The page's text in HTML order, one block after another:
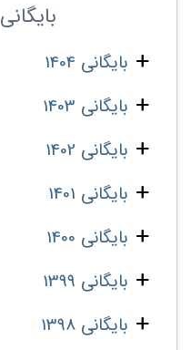
بایگانی
بایگانی 1404
بایگانی 1403
بایگانی 1402
بایگانی 1401
بایگانی 1400
بایگانی 1399
بایگانی 1398